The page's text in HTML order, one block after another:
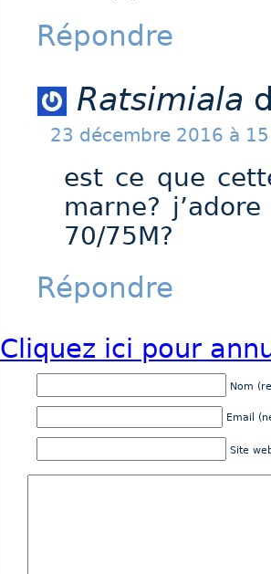
Répondre
Ratsimiala
23 décembre 2016 à
est ce que
marne?
70/75M?
Répondre
Cliquez ici pour
Nom
Email
Site